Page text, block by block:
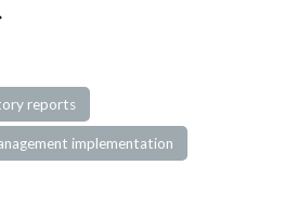
reports
implementation